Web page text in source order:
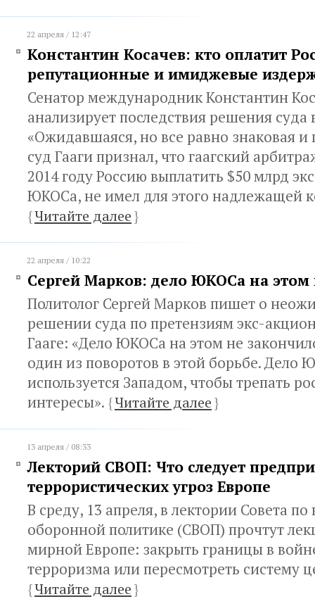
22 апреля / 12:47
Константин Косачев: кто оплатит
репутационные и имиджевые
Сенатор международник Константин
анализирует последствия решения суда
«Ожидавшаяся, но все равно знаковая и
суд Гааги признал, что гаагский
2014 году Россию выплатить $50 млрд
ЮКОСа, не имел для этого надлежащей
{Читайте далее}
22 апреля / 10:22
Сергей Марков: дело ЮКОСа на этом
Политолог Сергей Марков пишет о
решении суда по претензиям экс-
Гааге: «Дело ЮКОСа на этом не
один из поворотов в этой борьбе. Дело
используется Западом, чтобы трепать
интересы». {Читайте далее}
13 апреля / 08:33
Лекторий СВОП: Что следует
террористических угроз Европе
В среду, 13 апреля, в лектории Совета
оборонной политике (СВОП) прочтут
мирной Европе: закрыть границы в
терроризма или пересмотреть систему
{Читайте далее}